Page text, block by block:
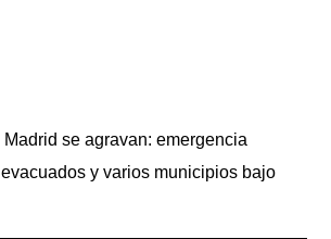
se agravan: emergencia
y varios municipios bajo